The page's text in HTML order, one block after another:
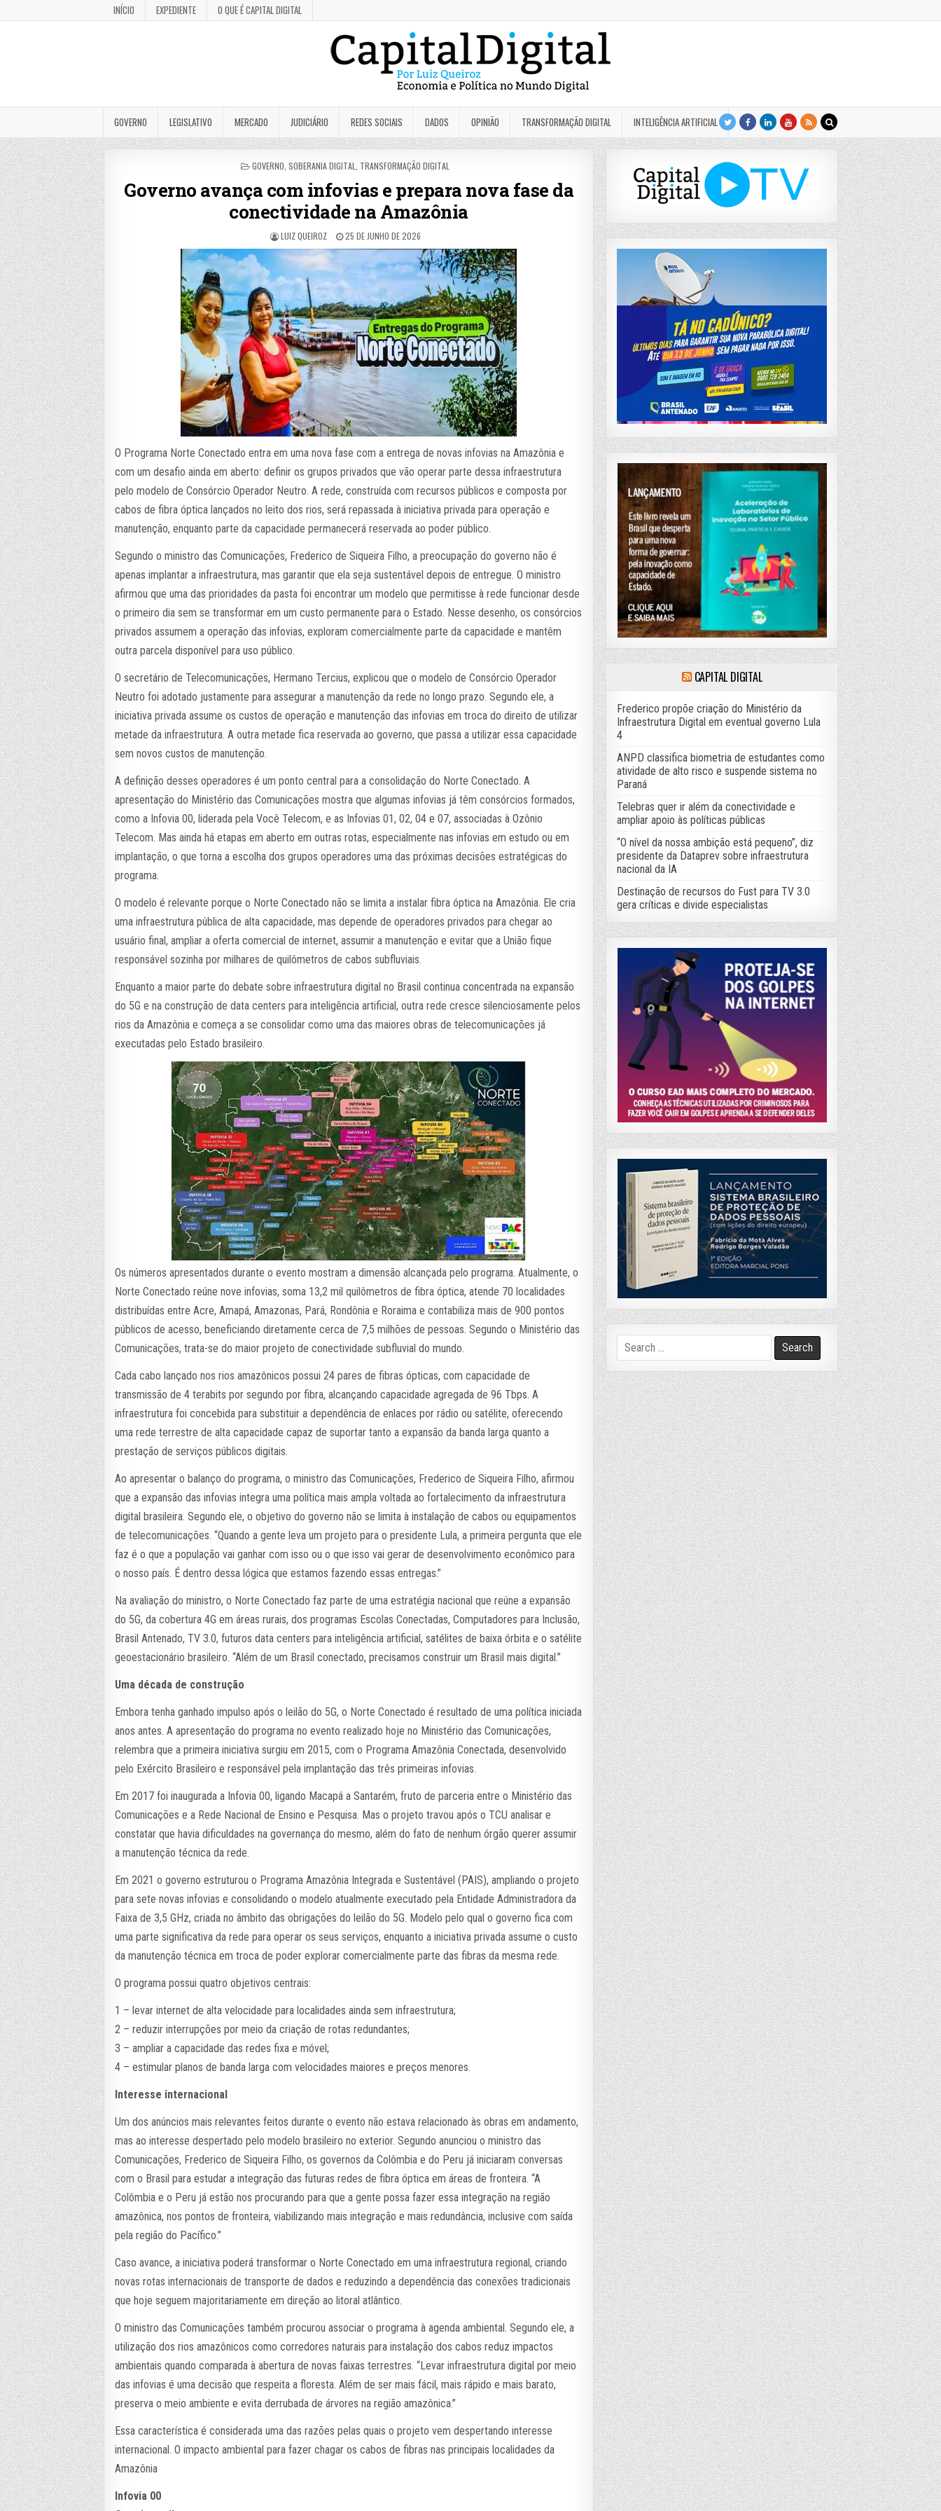
INÍCIO EXPEDIENTE O QUE É CAPITAL DIGITAL
GOVERNO LEGISLATIVO MERCADO JUDICIÁRIO REDES SOCIAIS DADOS OPINIÃO TRANSFORMAÇÃO DIGITAL INTELIGÊNCIA ARTIFICIAL
POSTED
GOVERNO ,SOBERANIA DIGITAL TRANSFORMAÇÃO DIGITAL
Governo avança com infovias e prepara nova fase da
conectividade na Amazônia
LUIZ QUEIROZ 25 DE JUNHO DE 2026
O Programa Norte Conectado entra em uma nova fase com a entrega de novas infovias na Amazônia e
com um desafio ainda em aberto: definir os grupos privados que vão operar parte dessa infraestrutura
pelo modelo de Consórcio Operador Neutro. A rede, construída com recursos públicos e composta por
cabos de fibra óptica lançados no leito dos rios, será repassada à iniciativa privada para operação e
manutenção, enquanto parte da capacidade permanecerá reservada ao poder público.
Segundo o ministro das Comunicações, Frederico de Siqueira Filho, a preocupação do governo não é
apenas implantar a infraestrutura, mas garantir que ela seja sustentável depois de entregue. O ministro
afirmou que uma das prioridades da pasta foi encontrar um modelo que permitisse à rede funcionar desde
o primeiro dia sem se transformar em um custo permanente para o Estado. Nesse desenho, os consórcios
privados assumem a operação das infovias, exploram comercialmente parte da capacidade e mantêm
outra parcela disponível para uso público.
O secretário de Telecomunicações, Hermano Tercius, explicou que o modelo de Consórcio Operador
Neutro foi adotado justamente para assegurar a manutenção da rede no longo prazo. Segundo ele, a
iniciativa privada assume os custos de operação e manutenção das infovias em troca do direito de utilizar
metade da infraestrutura. A outra metade fica reservada ao governo, que passa a utilizar essa capacidade
sem novos custos de manutenção.
A definição desses operadores é um ponto central para a consolidação do Norte Conectado. A
apresentação do Ministério das Comunicações mostra que algumas infovias já têm consórcios formados,
como a Infovia 00, liderada pela Você Telecom, e as Infovias 01, 02, 04 e 07, associadas à Ozônio
Telecom. Mas ainda há etapas em aberto em outras rotas, especialmente nas infovias em estudo ou em
implantação, o que torna a escolha dos grupos operadores uma das próximas decisões estratégicas do
programa.
O modelo é relevante porque o Norte Conectado não se limita a instalar fibra óptica na Amazônia. Ele cria
uma infraestrutura pública de alta capacidade, mas depende de operadores privados para chegar ao
usuário final, ampliar a oferta comercial de internet, assumir a manutenção e evitar que a União fique
responsável sozinha por milhares de quilômetros de cabos subfluviais.
Enquanto a maior parte do debate sobre infraestrutura digital no Brasil continua concentrada na expansão
do 5G e na construção de data centers para inteligência artificial, outra rede cresce silenciosamente pelos
rios da Amazônia e começa a se consolidar como uma das maiores obras de telecomunicações já
executadas pelo Estado brasileiro.
Os números apresentados durante o evento mostram a dimensão alcançada pelo programa. Atualmente, o
Norte Conectado reúne nove infovias, soma 13,2 mil quilômetros de fibra óptica, atende 70 localidades
distribuídas entre Acre, Amapá, Amazonas, Pará, Rondônia e Roraima e contabiliza mais de 900 pontos
públicos de acesso, beneficiando diretamente cerca de 7,5 milhões de pessoas. Segundo o Ministério das
Comunicações, trata-se do maior projeto de conectividade subfluvial do mundo.
Cada cabo lançado nos rios amazônicos possui 24 pares de fibras ópticas, com capacidade de
transmissão de 4 terabits por segundo por fibra, alcançando capacidade agregada de 96 Tbps. A
infraestrutura foi concebida para substituir a dependência de enlaces por rádio ou satélite, oferecendo
uma rede terrestre de alta capacidade capaz de suportar tanto a expansão da banda larga quanto a
prestação de serviços públicos digitais.
Ao apresentar o balanço do programa, o ministro das Comunicações, Frederico de Siqueira Filho, afirmou
que a expansão das infovias integra uma política mais ampla voltada ao fortalecimento da infraestrutura
digital brasileira. Segundo ele, o objetivo do governo não se limita à instalação de cabos ou equipamentos
de telecomunicações. “Quando a gente leva um projeto para o presidente Lula, a primeira pergunta que ele
faz é o que a população vai ganhar com isso ou o que isso vai gerar de desenvolvimento econômico para
o nosso país. É dentro dessa lógica que estamos fazendo essas entregas.”
Na avaliação do ministro, o Norte Conectado faz parte de uma estratégia nacional que reúne a expansão
do 5G, da cobertura 4G em áreas rurais, dos programas Escolas Conectadas, Computadores para Inclusão,
Brasil Antenado, TV 3.0, futuros data centers para inteligência artificial, satélites de baixa órbita e o satélite
geoestacionário brasileiro. “Além de um Brasil conectado, precisamos construir um Brasil mais digital.”
Uma década de construção
Embora tenha ganhado impulso após o leilão do 5G, o Norte Conectado é resultado de uma política iniciada
anos antes. A apresentação do programa no evento realizado hoje no Ministério das Comunicações,
relembra que a primeira iniciativa surgiu em 2015, com o Programa Amazônia Conectada, desenvolvido
pelo Exército Brasileiro e responsável pela implantação das três primeiras infovias.
Em 2017 foi inaugurada a Infovia 00, ligando Macapá a Santarém, fruto de parceria entre o Ministério das
Comunicações e a Rede Nacional de Ensino e Pesquisa. Mas o projeto travou após o TCU analisar e
constatar que havia dificuldades na governança do mesmo, além do fato de nenhum órgão querer assumir
a manutenção técnica da rede.
Em 2021 o governo estruturou o Programa Amazônia Integrada e Sustentável (PAIS), ampliando o projeto
para sete novas infovias e consolidando o modelo atualmente executado pela Entidade Administradora da
Faixa de 3,5 GHz, criada no âmbito das obrigações do leilão do 5G. Modelo pelo qual o governo fica com
uma parte significativa da rede para operar os seus serviços, enquanto a iniciativa privada assume o custo
da manutenção técnica em troca de poder explorar comercialmente parte das fibras da mesma rede.
O programa possui quatro objetivos centrais:
1 – levar internet de alta velocidade para localidades ainda sem infraestrutura;
2 – reduzir interrupções por meio da criação de rotas redundantes;
3 – ampliar a capacidade das redes fixa e móvel;
4 – estimular planos de banda larga com velocidades maiores e preços menores.
Interesse internacional
Um dos anúncios mais relevantes feitos durante o evento não estava relacionado às obras em andamento,
mas ao interesse despertado pelo modelo brasileiro no exterior. Segundo anunciou o ministro das
Comunicações, Frederico de Siqueira Filho, os governos da Colômbia e do Peru já iniciaram conversas
com o Brasil para estudar a integração das futuras redes de fibra óptica em áreas de fronteira. “A
Colômbia e o Peru já estão nos procurando para que a gente possa fazer essa integração na região
amazônica, nos pontos de fronteira, viabilizando mais integração e mais redundância, inclusive com saída
pela região do Pacífico.”
Caso avance, a iniciativa poderá transformar o Norte Conectado em uma infraestrutura regional, criando
novas rotas internacionais de transporte de dados e reduzindo a dependência das conexões tradicionais
que hoje seguem majoritariamente em direção ao litoral atlântico.
O ministro das Comunicações também procurou associar o programa à agenda ambiental. Segundo ele, a
utilização dos rios amazônicos como corredores naturais para instalação dos cabos reduz impactos
ambientais quando comparada à abertura de novas faixas terrestres. “Levar infraestrutura digital por meio
das infovias é uma decisão que respeita a floresta. Além de ser mais fácil, mais rápido e mais barato,
preserva o meio ambiente e evita derrubada de árvores na região amazônica.”
Essa característica é considerada uma das razões pelas quais o projeto vem despertando interesse
internacional. O impacto ambiental para fazer chagar os cabos de fibras nas principais localidades da
Amazônia
Infovia 00
CAPITAL DIGITAL
Frederico propõe criação do Ministério da
Infraestrutura Digital em eventual governo Lula
4
ANPD classifica biometria de estudantes como
atividade de alto risco e suspende sistema no
Paraná
Telebras quer ir além da conectividade e
ampliar apoio às políticas públicas
“O nível da nossa ambição está pequeno”, diz
presidente da Dataprev sobre infraestrutura
nacional da IA
Destinação de recursos do Fust para TV 3.0
gera críticas e divide especialistas
Search
for: